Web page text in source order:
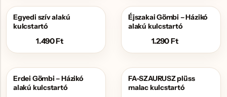
Egyedi szív alakú
kulcstartó
1.490Ft
Éjszakai Gömbi – Házikó
alakú kulcstartó
1.290Ft
Erdei Gömbi – Házikó
alakú kulcstartó
FA-SZAURUSZ plüss
malac kulcstartó